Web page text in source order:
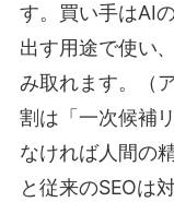
す。買い手はAI
出す用途で使い
み取れます。（
割は「一次候補
なければ人間の
と従来のSEOは